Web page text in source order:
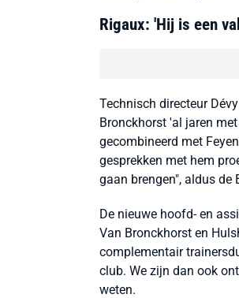
Rigaux: 'Hij is een
Technisch directeur
Bronckhorst 'al jaren
gecombineerd met
gesprekken met hem
gaan brengen", aldus de
De nieuwe hoofd- en
Van Bronckhorst en
complementair
club. We zijn dan ook
weten.